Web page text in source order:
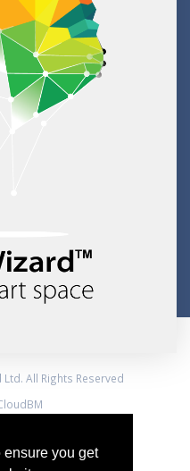
you get
All Rights Reserved